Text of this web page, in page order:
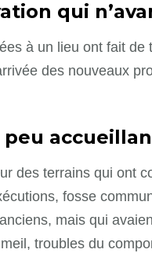
qui
à un lieu ont fait
des nouveaux
peu
des terrains qui ont
fosse
mais qui
troubles du